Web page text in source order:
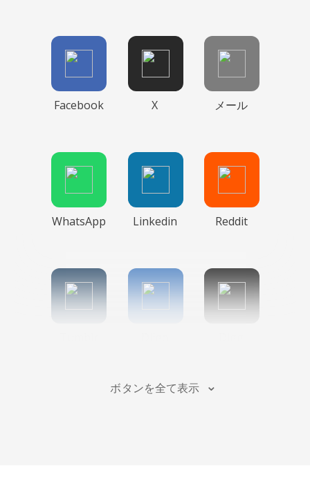
Facebook X メール
WhatsApp Linkedin Reddit
ボタンを全て表示